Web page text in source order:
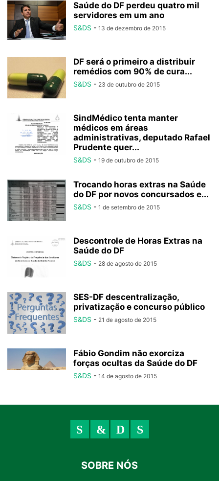
Saúde do DF perdeu quatro mil
servidores em um ano
S&DS - 13 de dezembro de 2015
DF será o primeiro a distribuir
remédios com 90% de cura...
S&DS - 23 de outubro de 2015
SindMédico tenta manter
médicos em áreas
administrativas, deputado Rafael
Prudente quer...
S&DS - 19 de outubro de 2015
Trocando horas extras na Saúde
do DF por novos concursados e...
S&DS - 1 de setembro de 2015
Descontrole de Horas Extras na
Saúde do DF
S&DS - 28 de agosto de 2015
SES-DF descentralização,
privatização e concurso público
S&DS - 21 de agosto de 2015
Fábio Gondim não exorciza
forças ocultas da Saúde do DF
S&DS - 14 de agosto de 2015
SOBRE NÓS